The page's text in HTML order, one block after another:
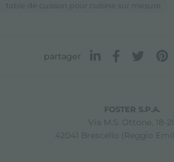
table de cuisson pour cuisine sur mesure
partager
FOSTER S.P.A.
Via M.S. Ottone, 18-
42041 Brescello (Reggio